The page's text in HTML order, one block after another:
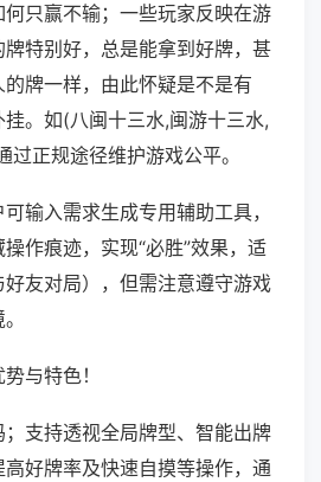
只赢不输；一些玩家反映在游
特别好，总是能拿到好牌，甚
牌一样，由此怀疑是不是有
。如(八闽十三水,闽游十三水,
正规途径维护游戏公平。
输入需求生成专用辅助工具，
作痕迹，实现“必胜”效果，适
友对局），但需注意遵守游戏
与特色！
支持透视全局牌型、智能出牌
好牌率及快速自摸等操作，通